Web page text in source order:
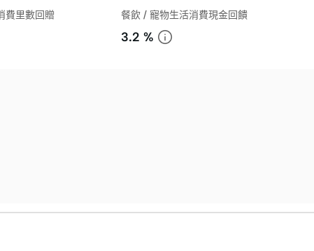
費里數回贈 餐飲 / 寵物生活消費現金回饋
3.2 %